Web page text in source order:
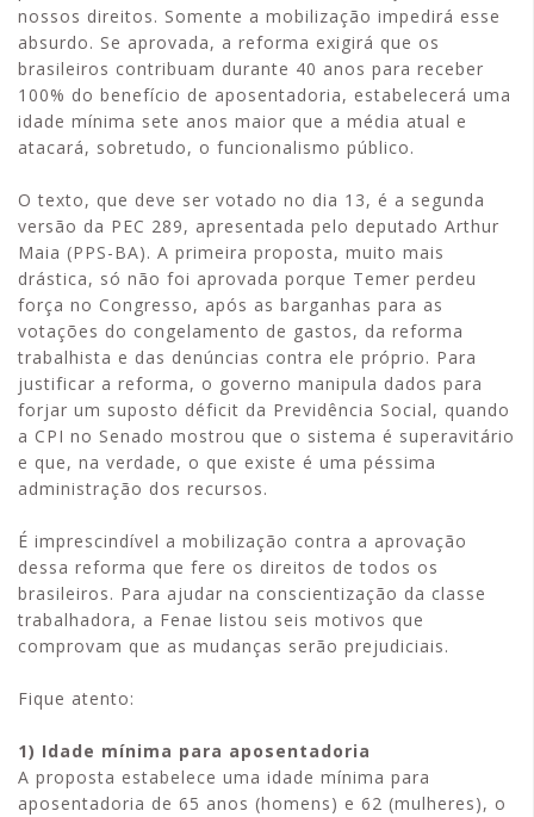
nossos direitos. Somente a mobilização impedirá esse
absurdo. Se aprovada, a reforma exigirá que os
brasileiros contribuam durante 40 anos para receber
100% do benefício de aposentadoria, estabelecerá uma
idade mínima sete anos maior que a média atual e
atacará, sobretudo, o funcionalismo público.
O texto, que deve ser votado no dia 13, é a segunda
versão da PEC 289, apresentada pelo deputado Arthur
Maia (PPS-BA). A primeira proposta, muito mais
drástica, só não foi aprovada porque Temer perdeu
força no Congresso, após as barganhas para as
votações do congelamento de gastos, da reforma
trabalhista e das denúncias contra ele próprio. Para
justificar a reforma, o governo manipula dados para
forjar um suposto déficit da Previdência Social, quando
a CPI no Senado mostrou que o sistema é superavitário
e que, na verdade, o que existe é uma péssima
administração dos recursos.
É imprescindível a mobilização contra a aprovação
dessa reforma que fere os direitos de todos os
brasileiros. Para ajudar na conscientização da classe
trabalhadora, a Fenae listou seis motivos que
comprovam que as mudanças serão prejudiciais.
Fique atento:
1) Idade mínima para aposentadoria
A proposta estabelece uma idade mínima para
aposentadoria de 65 anos (homens) e 62 (mulheres), o